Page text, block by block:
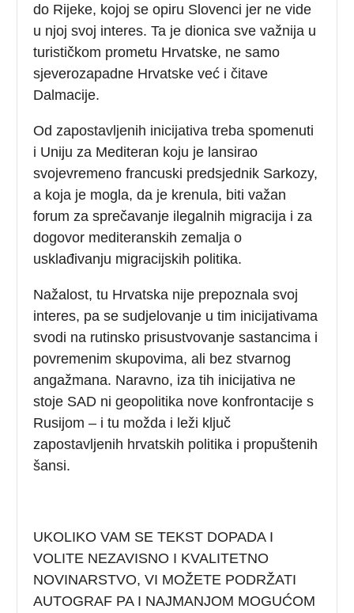
do Rijeke, kojoj se opiru Slovenci jer ne vide
u njoj svoj interes. Ta je dionica sve važnija u
turističkom prometu Hrvatske, ne samo
sjeverozapadne Hrvatske već i čitave
Dalmacije.
Od zapostavljenih inicijativa treba spomenuti
i Uniju za Mediteran koju je lansirao
svojevremeno francuski predsjednik Sarkozy,
a koja je mogla, da je krenula, biti važan
forum za sprečavanje ilegalnih migracija i za
dogovor mediteranskih zemalja o
usklađivanju migracijskih politika.
Nažalost, tu Hrvatska nije prepoznala svoj
interes, pa se sudjelovanje u tim inicijativama
svodi na rutinsko prisustvovanje sastancima i
povremenim skupovima, ali bez stvarnog
angažmana. Naravno, iza tih inicijativa ne
stoje SAD ni geopolitika nove konfrontacije s
Rusijom – i tu možda i leži ključ
zapostavljenih hrvatskih politika i propuštenih
šansi.
UKOLIKO VAM SE TEKST DOPADA I
VOLITE NEZAVISNO I KVALITETNO
NOVINARSTVO, VI MOŽETE PODRŽATI
AUTOGRAF PA I NAJMANJOM MOGUĆOM